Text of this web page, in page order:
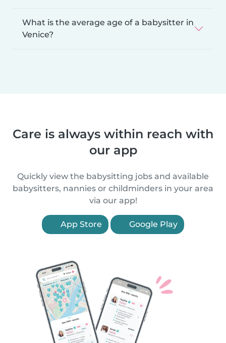
What is the average age of a babysitter in
Venice?
Care is always within reach with
our app
Quickly view the babysitting jobs and available
babysitters, nannies or childminders in your area
via our app!
App Store Google Play